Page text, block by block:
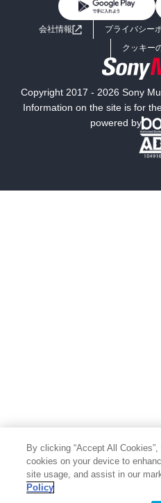
ライトノベル
ミステリー
芸術・アート
写真集
医学・福祉
よくあるご質問
会社情報 プライバシー
クッキー
Copyright 2017 - 2026 Sony
Information on the site is for
powered by
By clicking “Accept All
cookies on your device to
site usage, and assist in our
Policy